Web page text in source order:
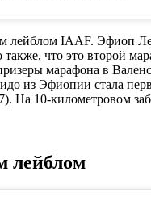
лейблом IAAF. Эфиоп
что это второй
марафона в
из Эфиопии стала
На 10-километровом
лейблом